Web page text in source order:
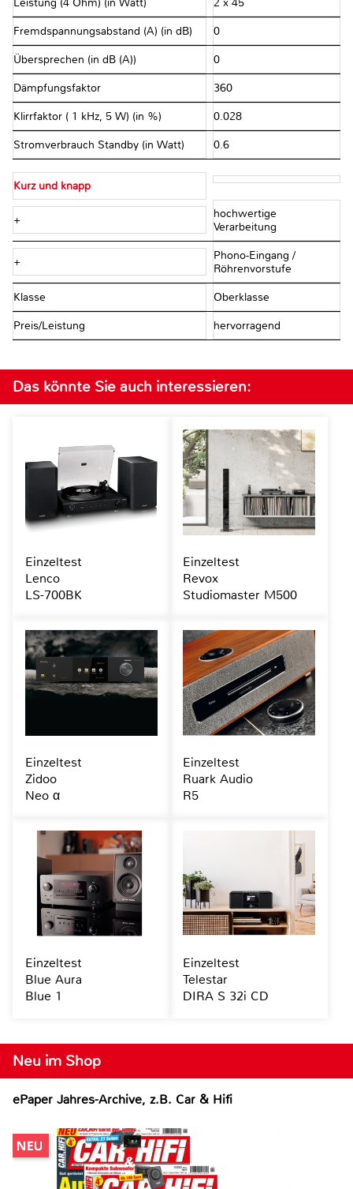
Leistung (4 Ohm) (in Watt) 2 x 45
Fremdspannungsabstand (A) (in dB) 0
Übersprechen (in dB (A)) 0
Dämpfungsfaktor 360
Klirrfaktor ( 1 kHz, 5 W) (in %) 0.028
Stromverbrauch Standby (in Watt) 0.6
Kurz und knapp
+
hochwertige
Verarbeitung
+
Phono-Eingang /
Röhrenvorstufe
Klasse Oberklasse
Preis/Leistung hervorragend
Neu im Shop
ePaper Jahres-Archive, z.B. Car & Hifi
Das könnte Sie auch interessieren:
Einzeltest
Lenco
LS-700BK
Einzeltest
Revox
Studiomaster M500
Einzeltest
Zidoo
Neo α
Einzeltest
Ruark Audio
R5
Einzeltest
Blue Aura
Blue 1
Einzeltest
Telestar
DIRA S 32i CD